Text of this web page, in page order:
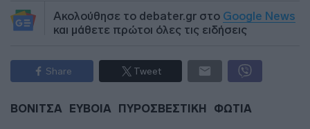
Ακολούθησε το debater.gr στο Google News
και μάθετε πρώτοι όλες τις ειδήσεις
Share Tweet
ΒΟΝΙΤΣΑ ΕΥΒΟΙΑ ΠΥΡΟΣΒΕΣΤΙΚΗ ΦΩΤΙΑ